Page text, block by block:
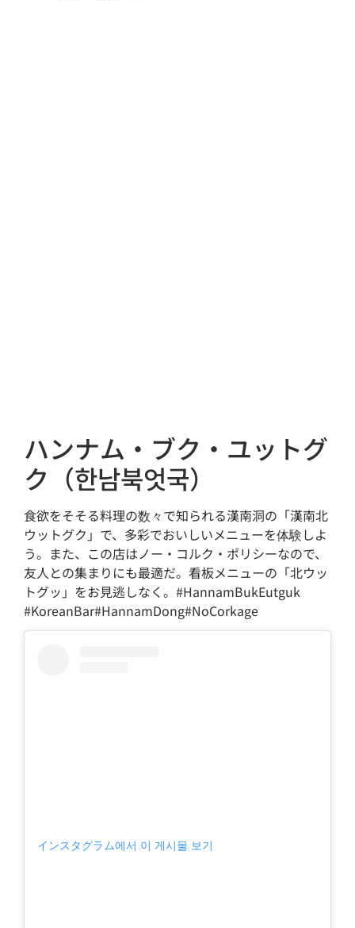
ハンナム・ブク・ユットグ
ク（한남북엇국）
食欲をそそる料理の数々で知られる漢南洞の「漢南北
ウットグク」で、多彩でおいしいメニューを体験しよ
う。また、この店はノー・コルク・ポリシーなので、
友人との集まりにも最適だ。看板メニューの「北ウッ
トグッ」をお見逃しなく。#HannamBukEutguk
#KoreanBar#HannamDong#NoCorkage
インスタグラム에서 이 게시물 보기